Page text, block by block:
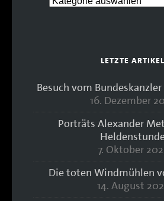
LETZTE ARTIKEL
Besuch vom
16. Dezember
Porträts Alexander
7. Oktober
Die toten Windmühlen
14. August